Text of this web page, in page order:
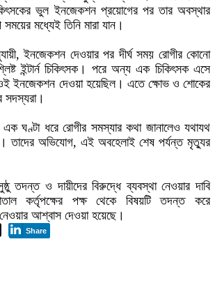
ভুল ইনজেকশন প্রয়োগের পর তার অবস্থার
মধ্যেই তিনি মারা যান।
ইনজেকশন দেওয়ার পর দীর্ঘ সময় রোগীর কোনো
ইন্টার্ন চিকিৎসক। পরে অন্য এক চিকিৎসক এসে
ইনজেকশন দেওয়া হয়েছিল। এতে ক্ষোভ ও শোকের
সদস্যরা।
এক ঘণ্টা ধরে রোগীর সমস্যার কথা জানালেও যথাযথ
তাদের অভিযোগ, এই অবহেলাই শেষ পর্যন্ত মৃত্যুর
তদন্ত ও দায়ীদের বিরুদ্ধে ব্যবস্থা নেওয়ার দাবি
কর্তৃপক্ষের পক্ষ থেকে বিষয়টি তদন্ত করে
আশ্বাস দেওয়া হয়েছে।
Share